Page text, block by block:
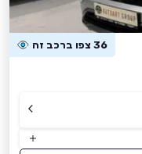
36 צפו ברכב זה